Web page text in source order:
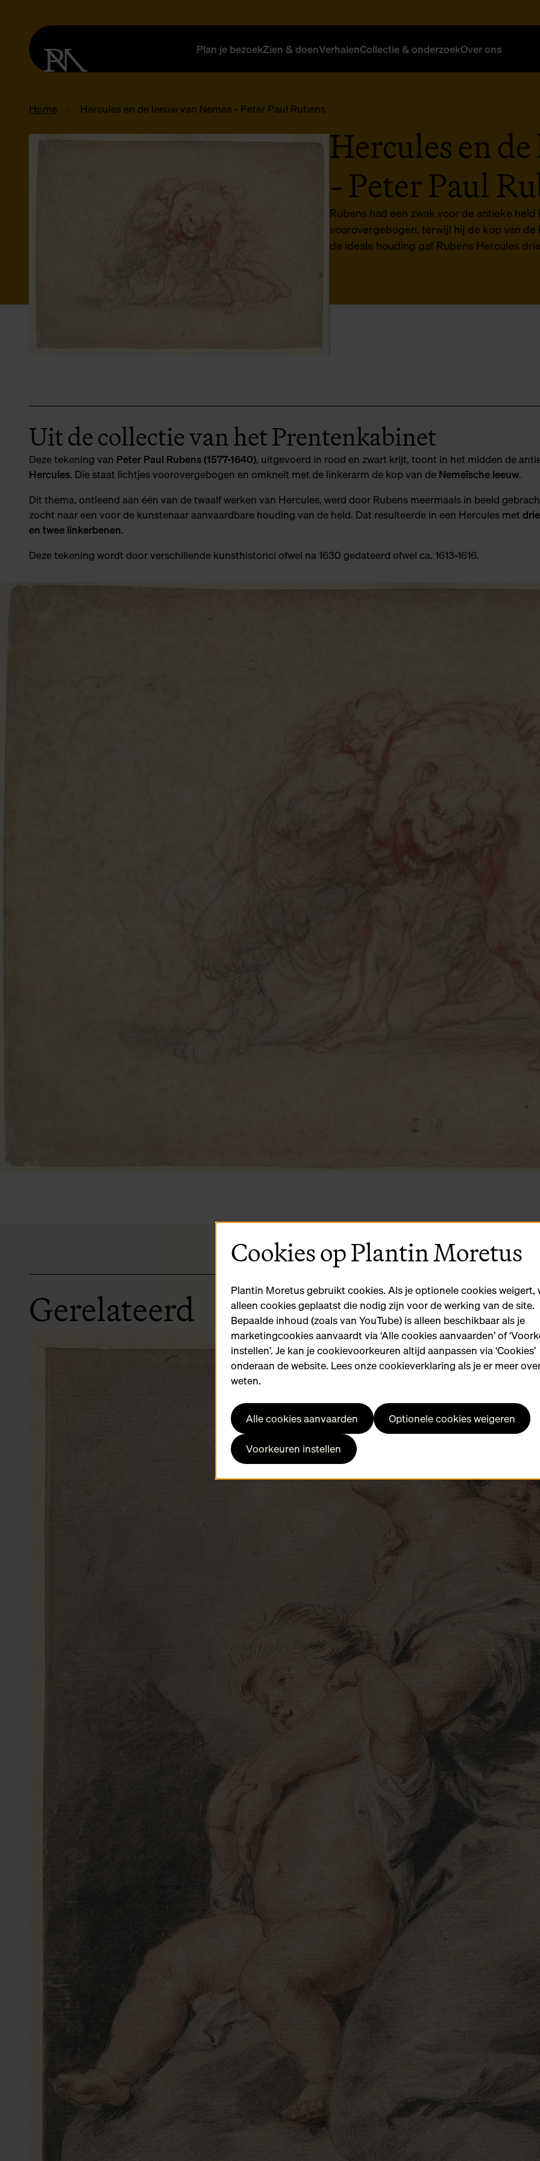
Plan je bezoekZien & doenVerhalenCollectie & onderzoekOver ons
Home Hercules en de leeuw van Nemea - Peter Paul Rubens
Hercules en
- Peter Paul
Rubens had een zwak voor de antieke
voorovergebogen, terwijl hij de kop van
de ideale houding gaf Rubens Hercules
Uit de collectie van het Prentenkabinet
Deze tekening van Peter Paul Rubens (1577-1640), uitgevoerd in rood en zwart krijt, toont in het midden de
Hercules. Die staat lichtjes voorovergebogen en omknelt met de linkerarm de kop van deNemeïsche leeuw.
Dit thema, ontleend aan één van de twaalf werken van Hercules, werd door Rubens meermaals in beeld
zocht naar een voor de kunstenaar aanvaardbare houding van de held. Dat resulteerde in een Hercules met
en twee linkerbenen.
Deze tekening wordt door verschillende kunsthistorici ofwel na 1630 gedateerd ofwel ca. 1613-1616.
Gerelateerd
Cookies op Plantin Moretus
Plantin Moretus gebruikt cookies. Als je optionele cookies weigert,
alleen cookies geplaatst die nodig zijn voor de werking van de site.
Bepaalde inhoud (zoals van YouTube) is alleen beschikbaar als je
marketingcookies aanvaardt via ‘Alle cookies aanvaarden’ of
instellen’. Je kan je cookievoorkeuren altijd aanpassen via ‘Cookies’
onderaan de website. Lees onze cookieverklaring als je er meer
weten.
Alle cookies aanvaarden
Optionele cookies weigeren
Voorkeuren instellen